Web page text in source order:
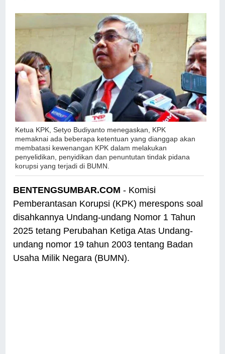
Ketua KPK, Setyo Budiyanto menegaskan, KPK
memaknai ada beberapa ketentuan yang dianggap akan
membatasi kewenangan KPK dalam melakukan
penyelidikan, penyidikan dan penuntutan tindak pidana
korupsi yang terjadi di BUMN.
BENTENGSUMBAR.COM - Komisi
Pemberantasan Korupsi (KPK) merespons soal
disahkannya Undang-undang Nomor 1 Tahun
2025 tetang Perubahan Ketiga Atas Undang-
undang nomor 19 tahun 2003 tentang Badan
Usaha Milik Negara (BUMN).